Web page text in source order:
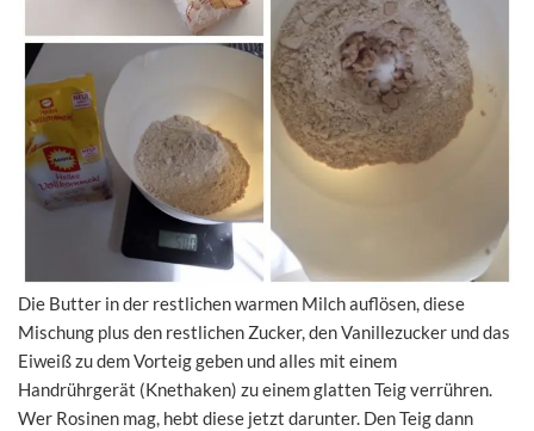
Die Butter in der restlichen warmen Milch auflösen, diese
Mischung plus den restlichen Zucker, den Vanillezucker und das
Eiweiß zu dem Vorteig geben und alles mit einem
Handrührgerät (Knethaken) zu einem glatten Teig verrühren.
Wer Rosinen mag, hebt diese jetzt darunter. Den Teig dann